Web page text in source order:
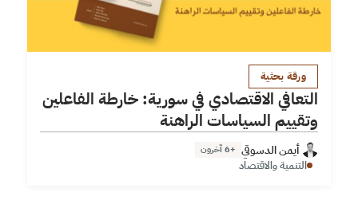
ورقة بحثية
التعافي الاقتصادي في سورية: خارطة الفاعلين
وتقييم السياسات الراهنة
أيمن الدسوقي +6 آخرون
التنمية والاقتصاد